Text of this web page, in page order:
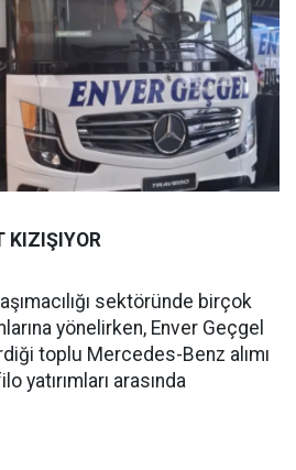
KIZIŞIYOR
sektöründe birçok
yönelirken, Enver Geçgel
toplu Mercedes-Benz alımı
yatırımları arasında